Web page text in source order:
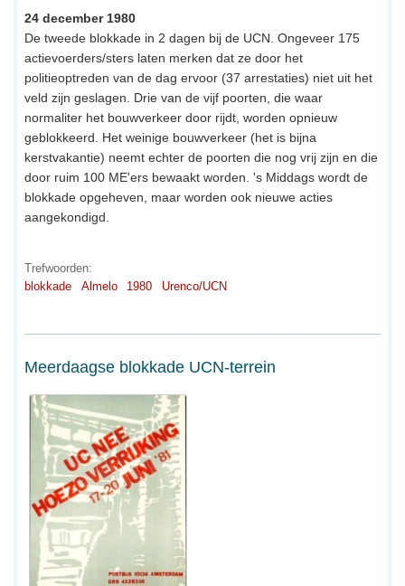
24 december 1980
De tweede blokkade in 2 dagen bij de UCN. Ongeveer 175
actievoerders/sters laten merken dat ze door het
politieoptreden van de dag ervoor (37 arrestaties) niet uit het
veld zijn geslagen. Drie van de vijf poorten, die waar
normaliter het bouwverkeer door rijdt, worden opnieuw
geblokkeerd. Het weinige bouwverkeer (het is bijna
kerstvakantie) neemt echter de poorten die nog vrij zijn en die
door ruim 100 ME'ers bewaakt worden. 's Middags wordt de
blokkade opgeheven, maar worden ook nieuwe acties
aangekondigd.
Trefwoorden:
blokkade
Almelo 1980 Urenco/UCN
Meerdaagse blokkade UCN-terrein